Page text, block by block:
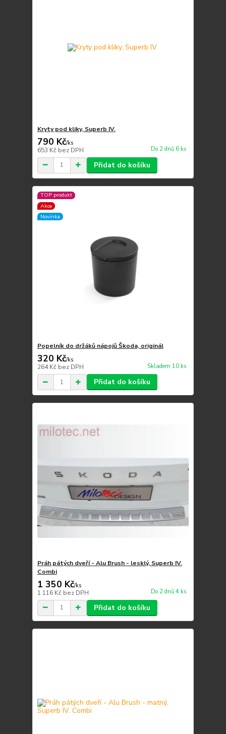
Kryty pod kliky, Superb IV.
790 Kč/ks
653 Kč bez DPH Do 2 dnů 6 ks
Přidat do košíku
TOP produkt
Akce
Novinka
Popelník do držáků nápojů Škoda, originál
320 Kč/ks
264 Kč bez DPH Skladem 10 ks
Přidat do košíku
Práh pátých dveří - Alu Brush - lesklý, Superb IV.
Combi
1 350 Kč/ks
1 116 Kč bez DPH Do 2 dnů 4 ks
Přidat do košíku